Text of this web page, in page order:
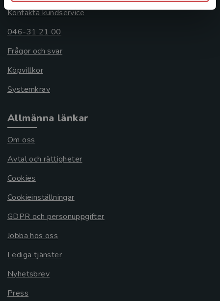
Kontakta kundservice
046-31 21 00
Frågor och svar
Köpvillkor
Systemkrav
Allmänna länkar
Om oss
Avtal och rättigheter
Cookies
Cookieinställningar
GDPR och personuppgifter
Jobba hos oss
Lediga tjänster
Nyhetsbrev
Press